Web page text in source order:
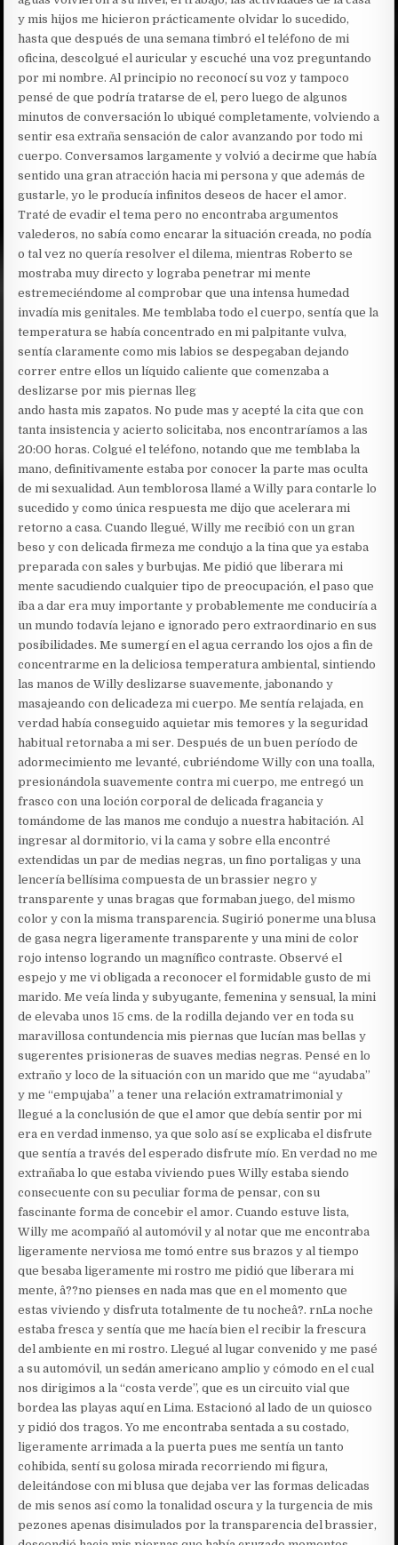
y mis hijos me hicieron prácticamente olvidar lo sucedido,
hasta que después de una semana timbró el teléfono de mi
oficina, descolgué el auricular y escuché una voz preguntando
por mi nombre. Al principio no reconocí su voz y tampoco
pensé de que podría tratarse de el, pero luego de algunos
minutos de conversación lo ubiqué completamente, volviendo a
sentir esa extraña sensación de calor avanzando por todo mi
cuerpo. Conversamos largamente y volvió a decirme que había
sentido una gran atracción hacia mi persona y que además de
gustarle, yo le producía infinitos deseos de hacer el amor.
Traté de evadir el tema pero no encontraba argumentos
valederos, no sabía como encarar la situación creada, no podía
o tal vez no quería resolver el dilema, mientras Roberto se
mostraba muy directo y lograba penetrar mi mente
estremeciéndome al comprobar que una intensa humedad
invadía mis genitales. Me temblaba todo el cuerpo, sentía que la
temperatura se había concentrado en mi palpitante vulva,
sentía claramente como mis labios se despegaban dejando
correr entre ellos un líquido caliente que comenzaba a
deslizarse por mis piernas lleg
ando hasta mis zapatos. No pude mas y acepté la cita que con
tanta insistencia y acierto solicitaba, nos encontraríamos a las
20:00 horas. Colgué el teléfono, notando que me temblaba la
mano, definitivamente estaba por conocer la parte mas oculta
de mi sexualidad. Aun temblorosa llamé a Willy para contarle lo
sucedido y como única respuesta me dijo que acelerara mi
retorno a casa. Cuando llegué, Willy me recibió con un gran
beso y con delicada firmeza me condujo a la tina que ya estaba
preparada con sales y burbujas. Me pidió que liberara mi
mente sacudiendo cualquier tipo de preocupación, el paso que
iba a dar era muy importante y probablemente me conduciría a
un mundo todavía lejano e ignorado pero extraordinario en sus
posibilidades. Me sumergí en el agua cerrando los ojos a fin de
concentrarme en la deliciosa temperatura ambiental, sintiendo
las manos de Willy deslizarse suavemente, jabonando y
masajeando con delicadeza mi cuerpo. Me sentía relajada, en
verdad había conseguido aquietar mis temores y la seguridad
habitual retornaba a mi ser. Después de un buen período de
adormecimiento me levanté, cubriéndome Willy con una toalla,
presionándola suavemente contra mi cuerpo, me entregó un
frasco con una loción corporal de delicada fragancia y
tomándome de las manos me condujo a nuestra habitación. Al
ingresar al dormitorio, vi la cama y sobre ella encontré
extendidas un par de medias negras, un fino portaligas y una
lencería bellísima compuesta de un brassier negro y
transparente y unas bragas que formaban juego, del mismo
color y con la misma transparencia. Sugirió ponerme una blusa
de gasa negra ligeramente transparente y una mini de color
rojo intenso logrando un magnífico contraste. Observé el
espejo y me vi obligada a reconocer el formidable gusto de mi
marido. Me veía linda y subyugante, femenina y sensual, la mini
de elevaba unos 15 cms. de la rodilla dejando ver en toda su
maravillosa contundencia mis piernas que lucían mas bellas y
sugerentes prisioneras de suaves medias negras. Pensé en lo
extraño y loco de la situación con un marido que me “ayudaba”
y me “empujaba” a tener una relación extramatrimonial y
llegué a la conclusión de que el amor que debía sentir por mi
era en verdad inmenso, ya que solo así se explicaba el disfrute
que sentía a través del esperado disfrute mío. En verdad no me
extrañaba lo que estaba viviendo pues Willy estaba siendo
consecuente con su peculiar forma de pensar, con su
fascinante forma de concebir el amor. Cuando estuve lista,
Willy me acompañó al automóvil y al notar que me encontraba
ligeramente nerviosa me tomó entre sus brazos y al tiempo
que besaba ligeramente mi rostro me pidió que liberara mi
mente, â??no pienses en nada mas que en el momento que
estas viviendo y disfruta totalmente de tu nocheâ?. rnLa noche
estaba fresca y sentía que me hacía bien el recibir la frescura
del ambiente en mi rostro. Llegué al lugar convenido y me pasé
a su automóvil, un sedán americano amplio y cómodo en el cual
nos dirigimos a la “costa verde”, que es un circuito vial que
bordea las playas aquí en Lima. Estacionó al lado de un quiosco
y pidió dos tragos. Yo me encontraba sentada a su costado,
ligeramente arrimada a la puerta pues me sentía un tanto
cohibida, sentí su golosa mirada recorriendo mi figura,
deleitándose con mi blusa que dejaba ver las formas delicadas
de mis senos así como la tonalidad oscura y la turgencia de mis
pezones apenas disimulados por la transparencia del brassier,